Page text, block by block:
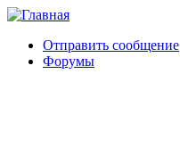
Отправить сообщение
Форумы